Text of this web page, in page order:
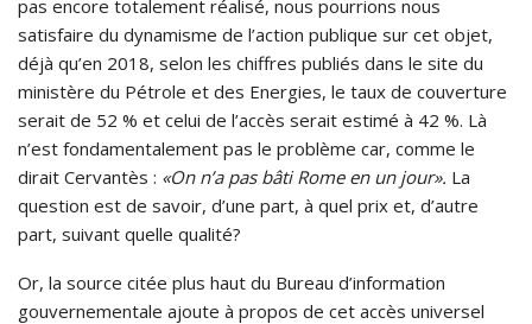
pas encore totalement réalisé, nous pourrions nous
satisfaire du dynamisme de l’action publique sur cet objet,
déjà qu’en 2018, selon les chiffres publiés dans le site du
ministère du Pétrole et des Energies, le taux de couverture
serait de 52 % et celui de l’accès serait estimé à 42 %. Là
n’est fondamentalement pas le problème car, comme le
dirait Cervantès : «On n’a pas bâti Rome en un jour». La
question est de savoir, d’une part, à quel prix et, d’autre
part, suivant quelle qualité?
Or, la source citée plus haut du Bureau d’information
gouvernementale ajoute à propos de cet accès universel